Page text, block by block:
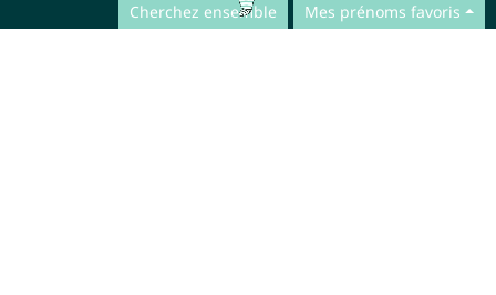
Cherchez ensemble Mes prénoms favoris